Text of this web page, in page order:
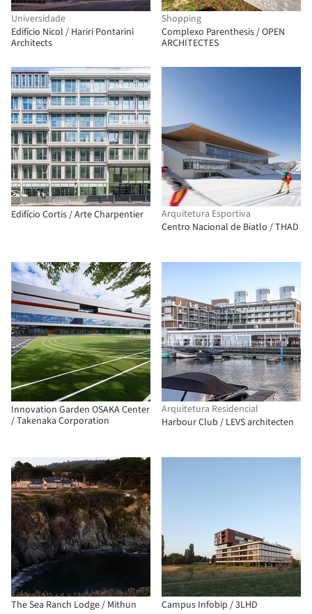
Universidade
Edifício Nicol / Hariri Pontarini
Architects
Shopping
Complexo Parenthesis / OPEN
ARCHITECTES
Edifício Cortis / Arte Charpentier
Arquitetura Esportiva
Centro Nacional de Biatlo / THAD
Innovation Garden OSAKA Center
/ Takenaka Corporation
Arquitetura Residencial
Harbour Club / LEVS architecten
The Sea Ranch Lodge / Mithun Campus Infobip / 3LHD